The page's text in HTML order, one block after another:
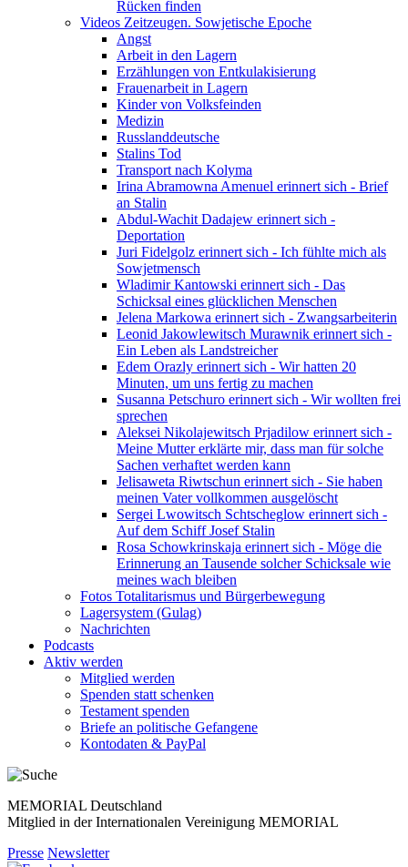
Rücken finden
Videos Zeitzeugen. Sowjetische Epoche
Angst
Arbeit in den Lagern
Erzählungen von Entkulakisierung
Frauenarbeit in Lagern
Kinder von Volksfeinden
Medizin
Russlanddeutsche
Stalins Tod
Transport nach Kolyma
Irina Abramowna Amenuel erinnert sich - Brief
an Stalin
Abdul-Wachit Dadajew erinnert sich -
Deportation
Juri Fidelgolz erinnert sich - Ich fühlte mich als
Sowjetmensch
Wladimir Kantowski erinnert sich - Das
Schicksal eines glücklichen Menschen
Jelena Markowa erinnert sich - Zwangsarbeiterin
Leonid Jakowlewitsch Murawnik erinnert sich -
Ein Leben als Landstreicher
Edem Orazly erinnert sich - Wir hatten 20
Minuten, um uns fertig zu machen
Susanna Petschuro erinnert sich - Wir wollten frei
sprechen
Aleksei Nikolajewitsch Prjadilow erinnert sich -
Meine Mutter erklärte mir, dass man für solche
Sachen verhaftet werden kann
Jelisaweta Riwtschun erinnert sich - Sie haben
meinen Vater vollkommen ausgelöscht
Sergei Lwowitsch Schtscheglow erinnert sich -
Auf dem Schiff Josef Stalin
Rosa Schowkrinskaja erinnert sich - Möge die
Erinnerung an Tausende solcher Schicksale wie
meines wach bleiben
Fotos Totalitarismus und Bürgerbewegung
Lagersystem (Gulag)
Nachrichten
Podcasts
Aktiv werden
Mitglied werden
Spenden statt schenken
Testament spenden
Briefe an politische Gefangene
Kontodaten & PayPal
MEMORIAL Deutschland
Mitglied in der Internationalen Vereinigung MEMORIAL
Presse Newsletter